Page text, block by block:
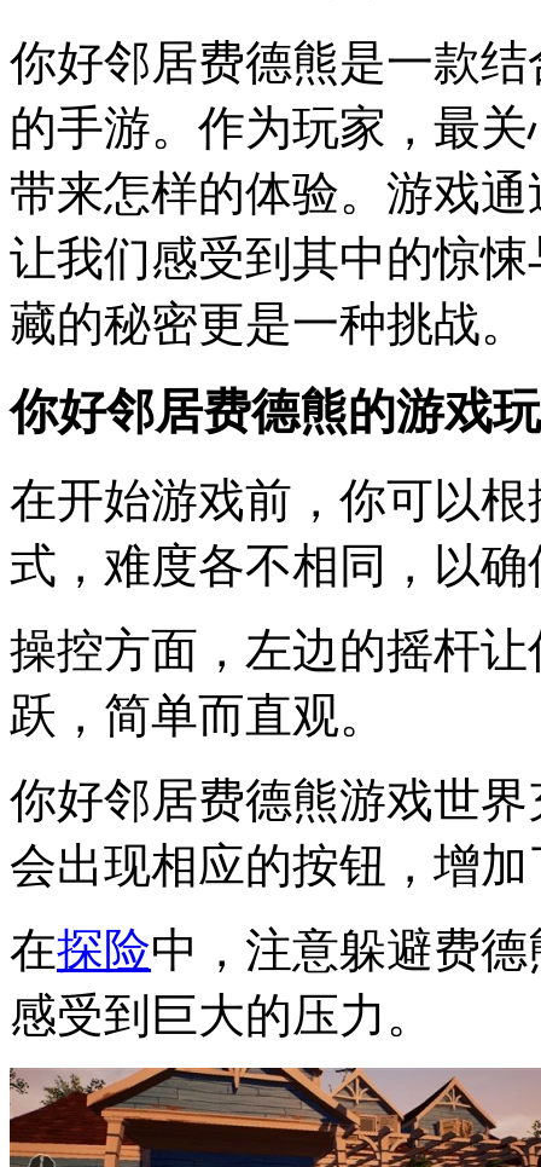
你好邻居费德熊是一款结
的手游。作为玩家，最
带来怎样的体验。游戏
让我们感受到其中的惊悚
藏的秘密更是一种挑战。
你好邻居费德熊的游戏
在开始游戏前，你可以
式，难度各不相同，以
操控方面，左边的摇杆
跃，简单而直观。
你好邻居费德熊游戏世
会出现相应的按钮，增
在探险中，注意躲避费
感受到巨大的压力。